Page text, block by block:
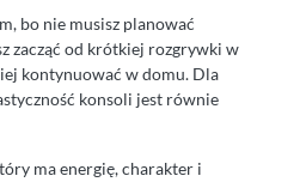
bo nie musisz planować
zacząć od krótkiej rozgrywki w
kontynuować w domu. Dla
konsoli jest równie
ma energię, charakter i